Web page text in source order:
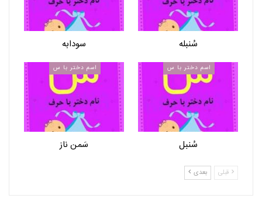
سُنبله سودابه
اسم دختر با س
سُنبل
اسم دختر با س
سَمن ناز
قبلی بعدی